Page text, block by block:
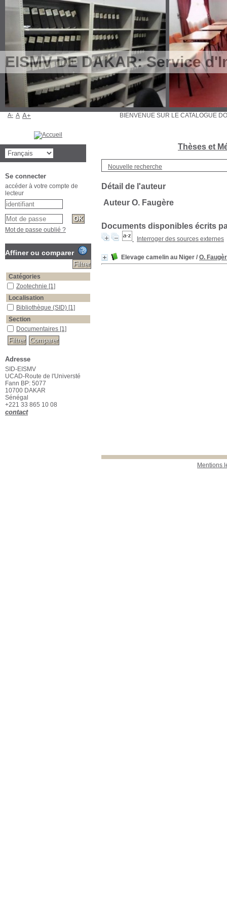
EISMV DE DAKAR: Service
Thèses et
Nouvelle recherche
Détail de l'auteur
Auteur O. Faugère
Documents disponibles écrits
Interroger des sources externes
Elevage camelin au Niger / O.
Mentions
BIENVENUE SUR LE
A- A A+
Se connecter
accéder à votre compte de
lecteur
Mot de passe oublié ?
Affiner ou comparer
Catégories
Zootechnie [1]
Localisation
Bibliothèque (SID) [1]
Section
Documentaires [1]
Adresse
SID-EISMV
UCAD-Route de l'Universté
Fann BP: 5077
10700 DAKAR
Sénégal
+221 33 865 10 08
contact